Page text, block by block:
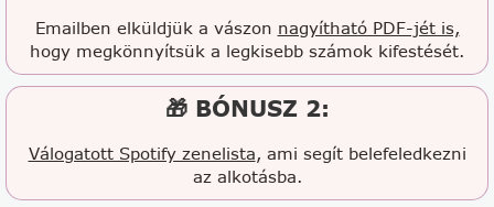
Emailben elküldjük a vászon nagyítható PDF-jét is,
hogy megkönnyítsük a legkisebb számok kifestését.
🎁 BÓNUSZ 2:
Válogatott Spotify zenelista, ami segít belefeledkezni
az alkotásba.